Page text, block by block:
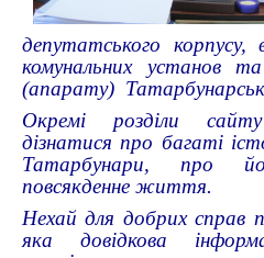
депутатського корпусу,
комунальних установ
(апарату)
Окремі розділи
дізнатися про багаті
Татарбунари, про
повсякденне життя.
Нехай для добрих
яка довідкова